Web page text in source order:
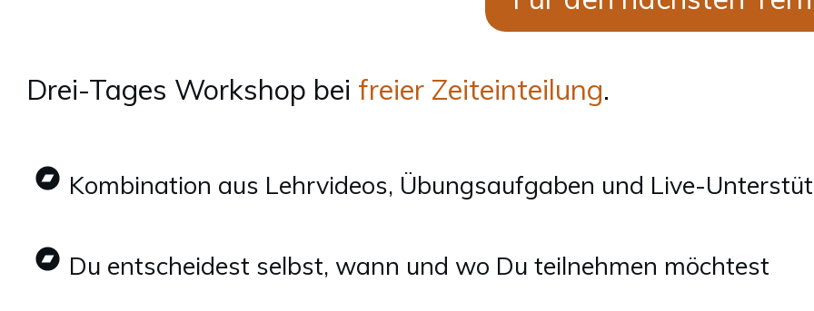
Drei-Tages Workshop bei freier Zeiteinteilung.
Kombination aus Lehrvideos, Übungsaufgaben und Live-
Du entscheidest selbst, wann und wo Du teilnehmen möchtest